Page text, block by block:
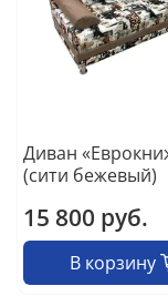
Диван
(сити бежевый)
15 800 руб.
В корзину